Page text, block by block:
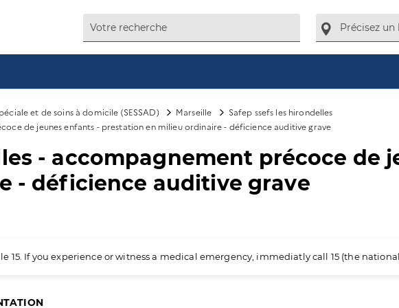
et de soins à domicile (SESSAD) Marseille
Safep ssefs les hirondelles
de jeunes enfants - prestation en milieu ordinaire - déficience auditive grave
- accompagnement précoce de
- déficience auditive grave
15. If you experience or witness a medical emergency, immediatly call 15 (the